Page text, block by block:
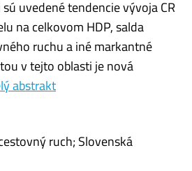
uvedené tendencie vývoja CR
na celkovom HDP, salda
ruchu a iné markantné
v tejto oblasti je nová
abstrakt
ruch; Slovenská